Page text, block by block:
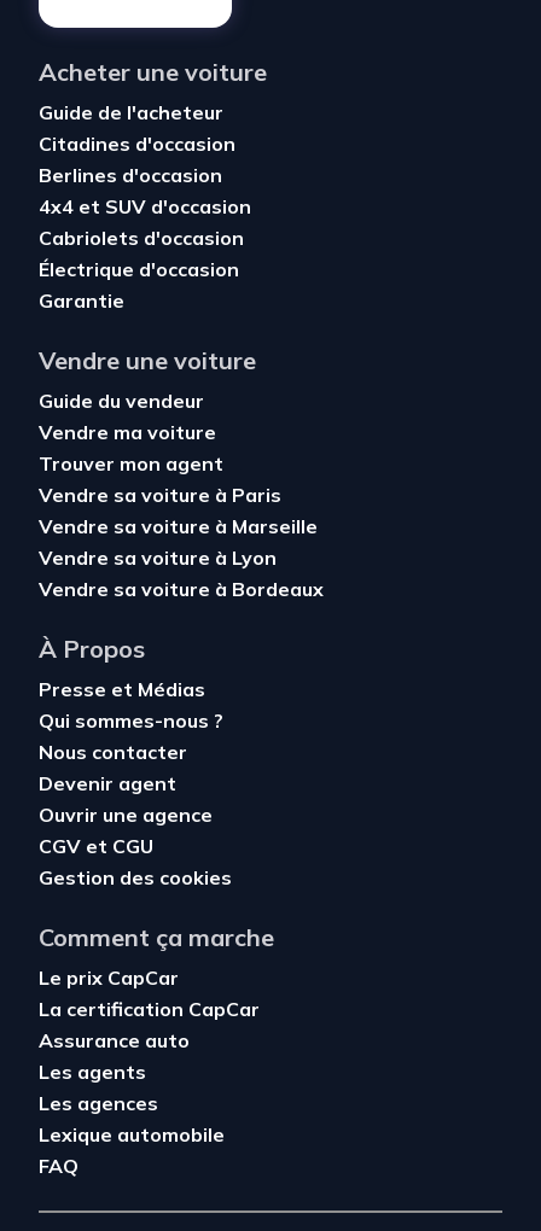
Acheter une voiture
Guide de l'acheteur
Citadines d'occasion
Berlines d'occasion
4x4 et SUV d'occasion
Cabriolets d'occasion
Électrique d'occasion
Garantie
Vendre une voiture
Guide du vendeur
Vendre ma voiture
Trouver mon agent
Vendre sa voiture à Paris
Vendre sa voiture à Marseille
Vendre sa voiture à Lyon
Vendre sa voiture à Bordeaux
À Propos
Presse et Médias
Qui sommes-nous ?
Nous contacter
Devenir agent
Ouvrir une agence
CGV et CGU
Gestion des cookies
Comment ça marche
Le prix CapCar
La certification CapCar
Assurance auto
Les agents
Les agences
Lexique automobile
FAQ